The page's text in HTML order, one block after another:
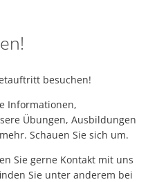
besuchen!
Informationen,
Übungen, Ausbildungen
Schauen Sie sich um.
Sie gerne Kontakt mit uns
Sie unter anderem bei